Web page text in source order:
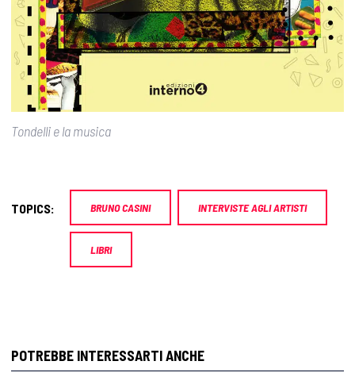
Tondelli e la musica
TOPICS: BRUNO CASINI INTERVISTE AGLI ARTISTI
LIBRI
POTREBBE INTERESSARTI ANCHE